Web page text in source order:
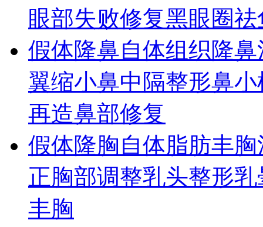
眼部失败修复黑眼圈祛
假体隆鼻自体组织隆鼻
翼缩小鼻中隔整形鼻小
再造鼻部修复
假体隆胸自体脂肪丰胸
正胸部调整乳头整形乳
丰胸